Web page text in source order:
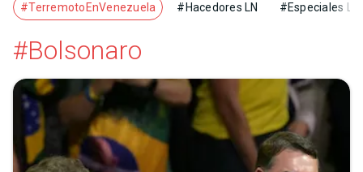
#TerremotoEnVenezuela #Hacedores LN #Especiales LN
#Bolsonaro